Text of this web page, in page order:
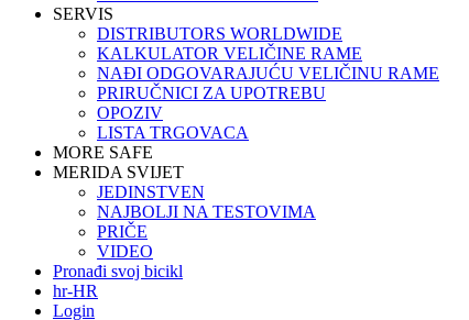
SERVIS
DISTRIBUTORS WORLDWIDE
KALKULATOR VELIČINE RAME
NAĐI ODGOVARAJUĆU VELIČINU RAME
PRIRUČNICI ZA UPOTREBU
OPOZIV
LISTA TRGOVACA
MORE SAFE
MERIDA SVIJET
JEDINSTVEN
NAJBOLJI NA TESTOVIMA
PRIČE
VIDEO
Pronađi svoj bicikl
hr-HR
Login